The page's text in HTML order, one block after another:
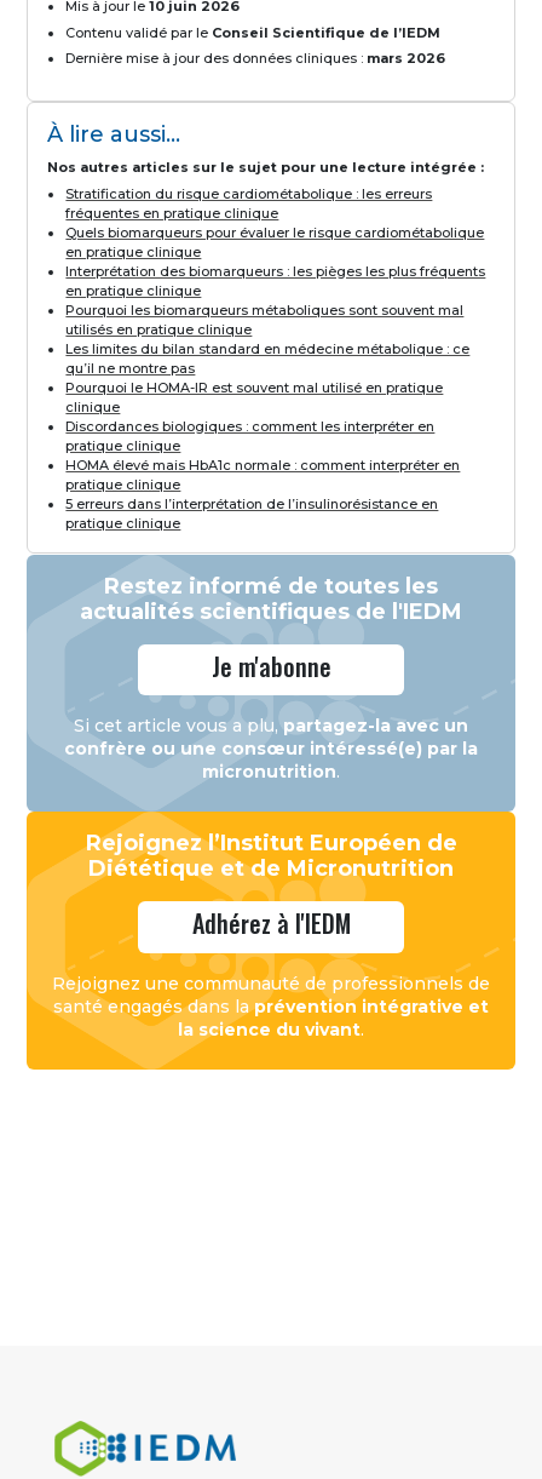
Mis à jour le10 juin 2026
Contenu validé par le Conseil Scientifique de l’IEDM
Dernière mise à jour des données cliniques : mars 2026
À lire aussi...
Nos autres articles sur le sujet pour une lecture intégrée :
Stratification du risque cardiométabolique : les erreurs
fréquentes en pratique clinique
Quels biomarqueurs pour évaluer le risque cardiométabolique
en pratique clinique
Interprétation des biomarqueurs : les pièges les plus fréquents
en pratique clinique
Pourquoi les biomarqueurs métaboliques sont souvent mal
utilisés en pratique clinique
Les limites du bilan standard en médecine métabolique : ce
qu’il ne montre pas
Pourquoi le HOMA-IR est souvent mal utilisé en pratique
clinique
Discordances biologiques : comment les interpréter en
pratique clinique
HOMA élevé mais HbA1c normale : comment interpréter en
pratique clinique
5 erreurs dans l’interprétation de l’insulinorésistance en
pratique clinique
Restez informé de toutes les
actualités scientifiques de l'IEDM
Je m'abonne
Si cet article vous a plu, partagez-la avec un
confrère ou une consœur intéressé(e) par la
micronutrition.
Rejoignez l’Institut Européen de
Diététique et de Micronutrition
Adhérez à l'IEDM
Rejoignez une communauté de professionnels de
santé engagés dans laprévention intégrative et
la science du vivant.